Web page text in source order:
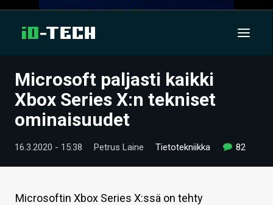
UUTISET
ARTIKKELIT
VIDEOT
TECHBBS
TIETOA
Microsoft paljasti kaikki
Xbox Series X:n tekniset
ominaisuudet
16.3.2020 - 15:38 Petrus Laine Tietotekniikka 82
Microsoftin Xbox Series X:ssä on tehty